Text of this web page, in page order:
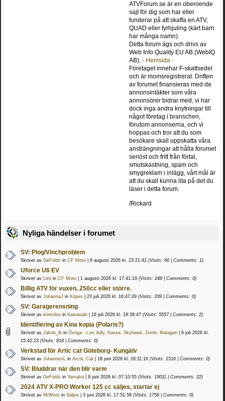
ATVForum.se är en oberoende
sajt för dig som har eller
funderar på att skaffa en ATV,
QUAD eller fyrhjuling (kärt barn
har många namn).
Detta forum ägs och drivs av
Web Info Quality EU AB (WebIQ
AB), - Hemsida -
Företaget innehar F-skattsedel
och är momsregistrerat. Driften
av forumet finansieras med de
annonsintäkter som våra
annonsörer bidrar med, vi har
dock inga andra knytningar till
något företag i branschen,
förutom annonserna, och vi
hoppas och tror att du som
besökare skall uppskatta våra
ansträngningar att hålla forumet
seriöst och fritt från förtal,
smutskastning, spam och
smygreklam i inlägg, vårt mål är
att du skall kunna lita på det du
läser i detta forum.
/Rickard
Nyliga händelser i forumet
SV: Plog/Vinchproblem
Skrivet av GeFeldz in CF Moto | 6 augusti 2026 kl. 23:21:42 (Visits: 66 | Comments: 1)
Uforce U6 EV
Skrivet av Liini in CF Moto | 1 augusti 2026 kl. 17:41:19 (Visits: 248 | Comments: 0)
Billig ATV för vuxen, 250cc eller större.
Skrivet av JohannaJ in Köpes | 23 juli 2026 kl. 16:47:29 (Visits: 339 | Comments: 0)
SV: Garagerensning
Skrivet av körtvilse in Kawasaki | 16 juli 2026 kl. 18:39:47 (Visits: 5557 | Comments: 2)
Identifiering av Kina kopia (Polaris?)
Skrivet av Jakob_lb in Övriga - t.ex Adly, Kasea, Skyhawk, Derbi, Malaguti | 6 juli 2026 kl.
15:42:23 (Visits: 818 | Comments: 0)
Verkstad för Artic cat Göteborg- Kungälv
Skrivet av JohannesL in Arctic Cat | 18 juni 2026 kl. 16:11:16 (Visits: 1516 | Comments: 0)
SV: Bluddrar när den blir varm
Skrivet av GeFeldz in Yamaha | 9 juni 2026 kl. 07:10:55 (Visits: 19011 | Comments: 22)
2024 ATV X-PRO Worker 125 cc säljes, startar ej
Skrivet av MrWest in Säljes | 3 juni 2026 kl. 17:51:58 (Visits: 1756 | Comments: 0)